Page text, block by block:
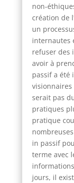
non-
création de
un
internautes
refuser des
avoir à
passif a été
serait pas
pratiques
pratique
in passif
terme avec
jours, il